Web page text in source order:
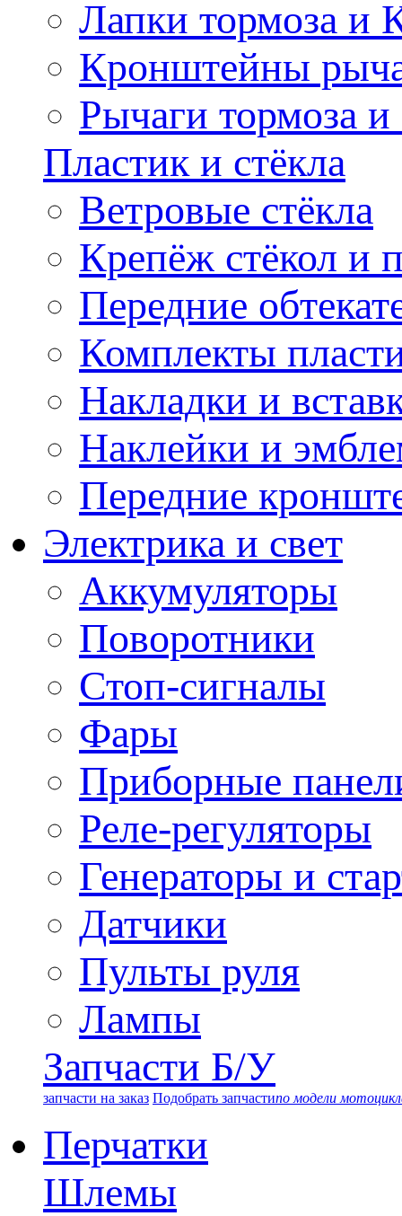
Лапки тормоза и
Кронштейны
Рычаги тормоза и
Пластик и стёкла
Ветровые стёкла
Крепёж стёкол и
Передние
Комплекты
Накладки и
Наклейки и
Передние
Электрика и свет
Аккумуляторы
Поворотники
Стоп-сигналы
Фары
Приборные
Реле-регуляторы
Генераторы и
Датчики
Пульты руля
Лампы
Запчасти Б/У
запчасти на заказ Подобрать запчастипо модели
Перчатки
Шлемы